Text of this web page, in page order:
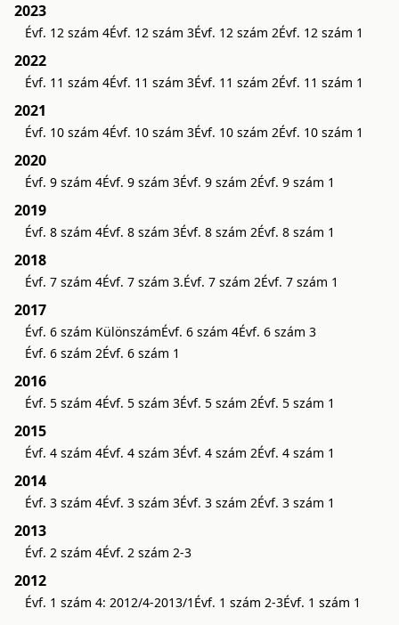
2023
Évf. 12 szám 4Évf. 12 szám 3Évf. 12 szám 2Évf. 12 szám 1
2022
Évf. 11 szám 4Évf. 11 szám 3Évf. 11 szám 2Évf. 11 szám 1
2021
Évf. 10 szám 4Évf. 10 szám 3Évf. 10 szám 2Évf. 10 szám 1
2020
Évf. 9 szám 4Évf. 9 szám 3Évf. 9 szám 2Évf. 9 szám 1
2019
Évf. 8 szám 4Évf. 8 szám 3Évf. 8 szám 2Évf. 8 szám 1
2018
Évf. 7 szám 4Évf. 7 szám 3.Évf. 7 szám 2Évf. 7 szám 1
2017
Évf. 6 szám KülönszámÉvf. 6 szám 4Évf. 6 szám 3
Évf. 6 szám 2Évf. 6 szám 1
2016
Évf. 5 szám 4Évf. 5 szám 3Évf. 5 szám 2Évf. 5 szám 1
2015
Évf. 4 szám 4Évf. 4 szám 3Évf. 4 szám 2Évf. 4 szám 1
2014
Évf. 3 szám 4Évf. 3 szám 3Évf. 3 szám 2Évf. 3 szám 1
2013
Évf. 2 szám 4Évf. 2 szám 2-3
2012
Évf. 1 szám 4: 2012/4-2013/1 Évf. 1 szám 2-3Évf. 1 szám 1